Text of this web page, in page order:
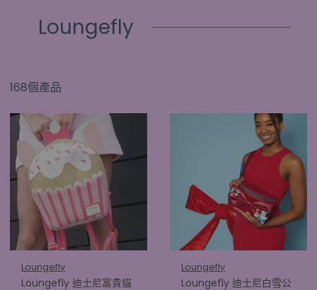
Loungefly
168個產品
Loungefly
Loungefly 迪士尼富貴貓
Loungefly
Loungefly 迪士尼白雪公